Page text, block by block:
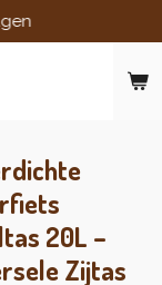
20L –
Zijtas